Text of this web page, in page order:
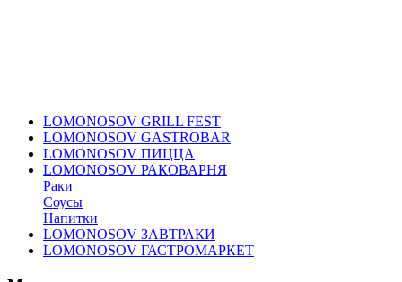
LOMONOSOV GRILL FEST
LOMONOSOV GASTROBAR
LOMONOSOV ПИЦЦА
LOMONOSOV РАКОВАРНЯ
Раки
Соусы
Напитки
LOMONOSOV ЗАВТРАКИ
LOMONOSOV ГАСТРОМАРКЕТ